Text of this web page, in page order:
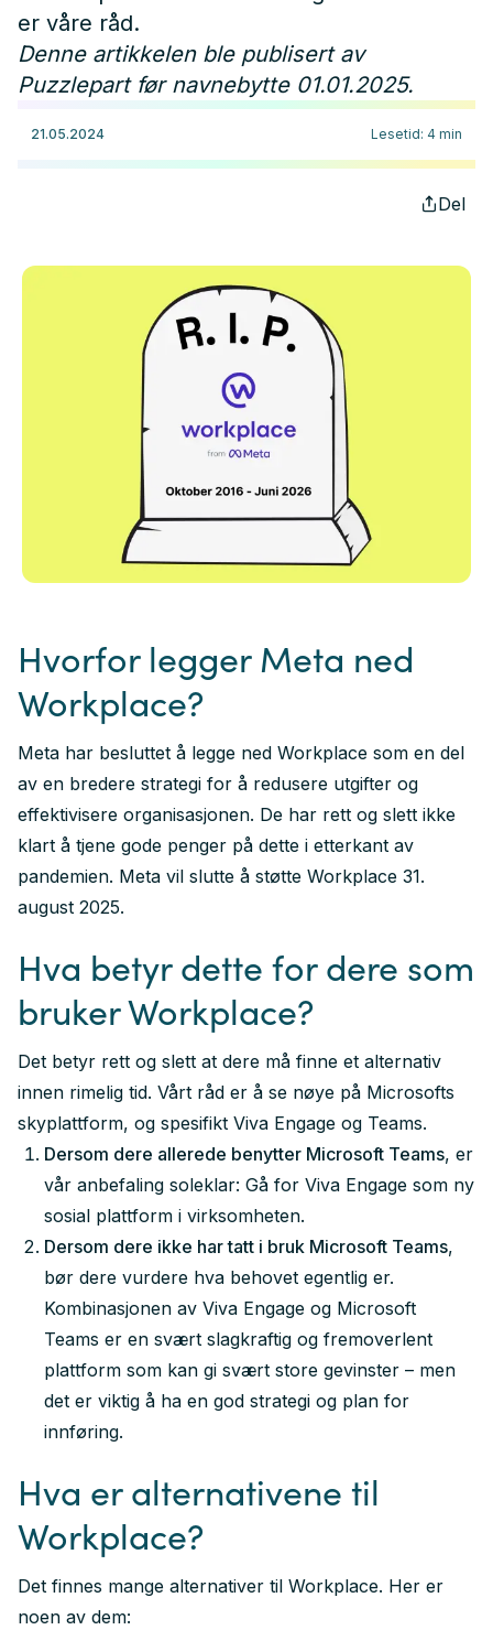
er våre råd.
Denne artikkelen ble publisert av
Puzzlepart før navnebytte 01.01.2025.
21.05.2024 Lesetid: 4 min
Del
Hvorfor legger Meta ned
Workplace?
Meta har besluttet å legge ned Workplace som en del
av en bredere strategi for å redusere utgifter og
effektivisere organisasjonen. De har rett og slett ikke
klart å tjene gode penger på dette i etterkant av
pandemien. Meta vil slutte å støtte Workplace 31.
august 2025.
Hva betyr dette for dere som
bruker Workplace?
Det betyr rett og slett at dere må finne et alternativ
innen rimelig tid. Vårt råd er å se nøye på Microsofts
skyplattform, og spesifikt Viva Engage og Teams.
Dersom dere allerede benytter Microsoft Teams, er
vår anbefaling soleklar: Gå for Viva Engage som ny
sosial plattform i virksomheten.
Dersom dere ikke har tatt i bruk Microsoft Teams,
bør dere vurdere hva behovet egentlig er.
Kombinasjonen av Viva Engage og Microsoft
Teams er en svært slagkraftig og fremoverlent
plattform som kan gi svært store gevinster – men
det er viktig å ha en god strategi og plan for
innføring.
Hva er alternativene til
Workplace?
Det finnes mange alternativer til Workplace. Her er
noen av dem: